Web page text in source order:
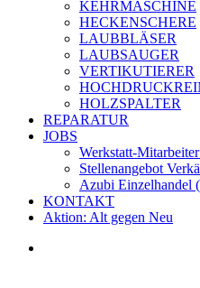
KEHRMASCHINE
HECKENSCHERE
LAUBBLÄSER
LAUBSAUGER
VERTIKUTIERER
HOLZSPALTER
REPARATUR
JOBS
Werkstatt-
Stellenangebot
Azubi Einzelhandel
KONTAKT
Aktion: Alt gegen Neu